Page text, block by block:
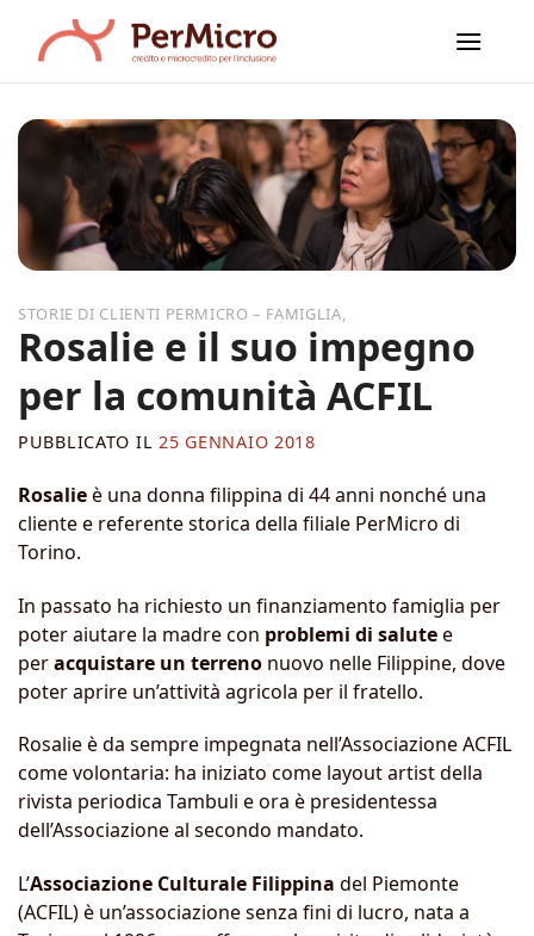
contenuti
,
Rosalie e il suo impegno
per la comunità ACFIL
PUBBLICATO IL 25 GENNAIO 2018
Rosalieè una donna filippina di 44 anni nonché una
cliente e referente storica della filiale PerMicro di
Torino.
In passato ha richiesto un finanziamento famiglia per
poter aiutare la madre con problemi di salutee
peracquistare un terreno nuovo nelle Filippine, dove
poter aprire un’attività agricola per il fratello.
Rosalie è da sempre impegnata nell’Associazione ACFIL
come volontaria: ha iniziato come layout artist della
rivista periodica Tambuli e ora è presidentessa
dell’Associazione al secondo mandato.
L’Associazione Culturale Filippina del Piemonte
(ACFIL) è un’associazione senza fini di lucro, nata a